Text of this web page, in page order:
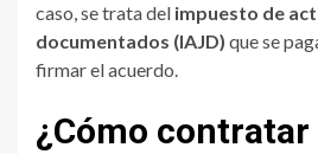
caso, se trata del impuesto de
documentados (IAJD) que se
firmar el acuerdo.
¿Cómo